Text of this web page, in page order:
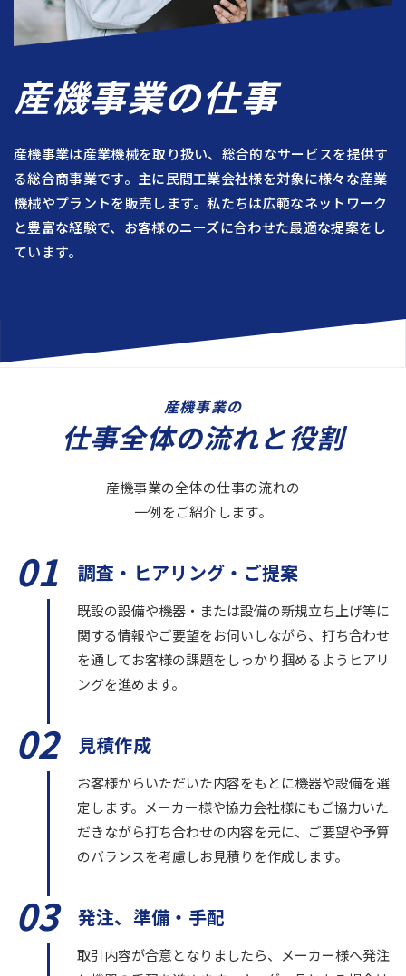
産機事業の仕事
産機事業は産業機械を取り扱い、総合的なサービスを提供す
る総合商事業です。主に民間工業会社様を対象に様々な産業
機械やプラントを販売します。私たちは広範なネットワーク
と豊富な経験で、お客様のニーズに合わせた最適な提案をし
ています。
産機事業の
仕事全体の流れと役割
産機事業の全体の仕事の流れの
一例をご紹介します。
01 調査・ヒアリング・ご提案
既設の設備や機器・または設備の新規立ち上げ等に
関する情報やご要望をお伺いしながら、打ち合わせ
を通してお客様の課題をしっかり掴めるようヒアリ
ングを進めます。
02 見積作成
お客様からいただいた内容をもとに機器や設備を選
定します。メーカー様や協力会社様にもご協力いた
だきながら打ち合わせの内容を元に、ご要望や予算
のバランスを考慮しお見積りを作成します。
03 発注、準備・手配
取引内容が合意となりましたら、メーカー様へ発注